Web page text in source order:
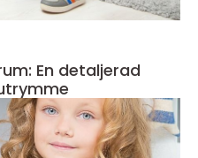
En detaljerad